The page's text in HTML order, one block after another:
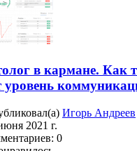
в кармане. Как
уровень
Игорь Андреев
2021 г.
0